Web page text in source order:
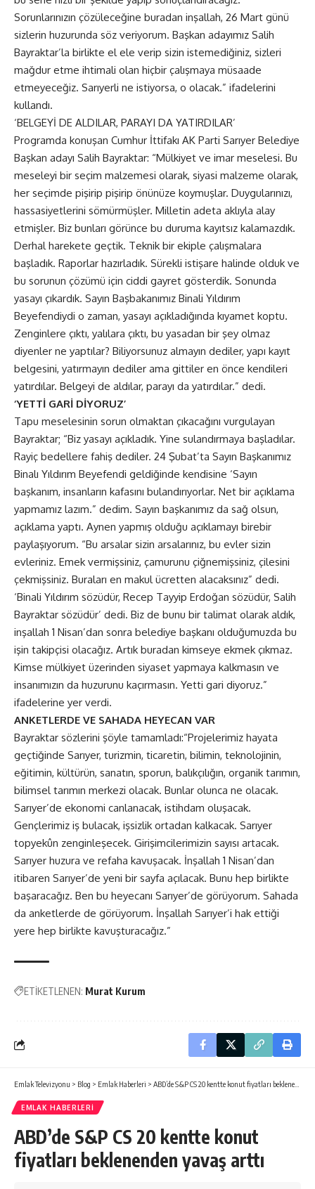
Sorunlarınızın çözüleceğine buradan inşallah, 26 Mart günü
sizlerin huzurunda söz veriyorum. Başkan adayımız Salih
Bayraktar’la birlikte el ele verip sizin istemediğiniz, sizleri
mağdur etme ihtimali olan hiçbir çalışmaya müsaade
etmeyeceğiz. Sarıyerli ne istiyorsa, o olacak.” ifadelerini
kullandı.
‘BELGEYİ DE ALDILAR, PARAYI DA YATIRDILAR’
Programda konuşan Cumhur İttifakı AK Parti Sarıyer Belediye
Başkan adayı Salih Bayraktar: “Mülkiyet ve imar meselesi. Bu
meseleyi bir seçim malzemesi olarak, siyasi malzeme olarak,
her seçimde pişirip pişirip önünüze koymuşlar. Duygularınızı,
hassasiyetlerini sömürmüşler. Milletin adeta aklıyla alay
etmişler. Biz bunları görünce bu duruma kayıtsız kalamazdık.
Derhal harekete geçtik. Teknik bir ekiple çalışmalara
başladık. Raporlar hazırladık. Sürekli istişare halinde olduk ve
bu sorunun çözümü için ciddi gayret gösterdik. Sonunda
yasayı çıkardık. Sayın Başbakanımız Binali Yıldırım
Beyefendiydi o zaman, yasayı açıkladığında kıyamet koptu.
Zenginlere çıktı, yalılara çıktı, bu yasadan bir şey olmaz
diyenler ne yaptılar? Biliyorsunuz almayın dediler, yapı kayıt
belgesini, yatırmayın dediler ama gittiler en önce kendileri
yatırdılar. Belgeyi de aldılar, parayı da yatırdılar.” dedi.
‘YETTİ GARİ DİYORUZ’
Tapu meselesinin sorun olmaktan çıkacağını vurgulayan
Bayraktar; “Biz yasayı açıkladık. Yine sulandırmaya başladılar.
Rayiç bedellere fahiş dediler. 24 Şubat’ta Sayın Başkanımız
Binalı Yıldırım Beyefendi geldiğinde kendisine ‘Sayın
başkanım, insanların kafasını bulandırıyorlar. Net bir açıklama
yapmamız lazım.” dedim. Sayın başkanımız da sağ olsun,
açıklama yaptı. Aynen yapmış olduğu açıklamayı birebir
paylaşıyorum. “Bu arsalar sizin arsalarınız, bu evler sizin
evleriniz. Emek vermişsiniz, çamurunu çiğnemişsiniz, çilesini
çekmişsiniz. Buraları en makul ücretten alacaksınız” dedi.
‘Binali Yıldırım sözüdür, Recep Tayyip Erdoğan sözüdür, Salih
Bayraktar sözüdür’ dedi. Biz de bunu bir talimat olarak aldık,
inşallah 1 Nisan’dan sonra belediye başkanı olduğumuzda bu
işin takipçisi olacağız. Artık buradan kimseye ekmek çıkmaz.
Kimse mülkiyet üzerinden siyaset yapmaya kalkmasın ve
insanımızın da huzurunu kaçırmasın. Yetti gari diyoruz.”
ifadelerine yer verdi.
ANKETLERDE VE SAHADA HEYECAN VAR
Bayraktar sözlerini şöyle tamamladı:“Projelerimiz hayata
geçtiğinde Sarıyer, turizmin, ticaretin, bilimin, teknolojinin,
eğitimin, kültürün, sanatın, sporun, balıkçılığın, organik tarımın,
bilimsel tarımın merkezi olacak. Bunlar olunca ne olacak.
Sarıyer’de ekonomi canlanacak, istihdam oluşacak.
Gençlerimiz iş bulacak, işsizlik ortadan kalkacak. Sarıyer
topyekûn zenginleşecek. Girişimcilerimizin sayısı artacak.
Sarıyer huzura ve refaha kavuşacak. İnşallah 1 Nisan’dan
itibaren Sarıyer’de yeni bir sayfa açılacak. Bunu hep birlikte
başaracağız. Ben bu heyecanı Sarıyer’de görüyorum. Sahada
da anketlerde de görüyorum. İnşallah Sarıyer’i hak ettiği
yere hep birlikte kavuşturacağız.”
ETİKETLENEN: Murat Kurum
Emlak Televizyonu > Blog > Emlak Haberleri > ABD’de S&P CS 20 kentte konut fiyatları beklenenden yavaş arttı
EMLAK HABERLERI
ABD’de S&P CS 20 kentte konut
fiyatları beklenenden yavaş arttı